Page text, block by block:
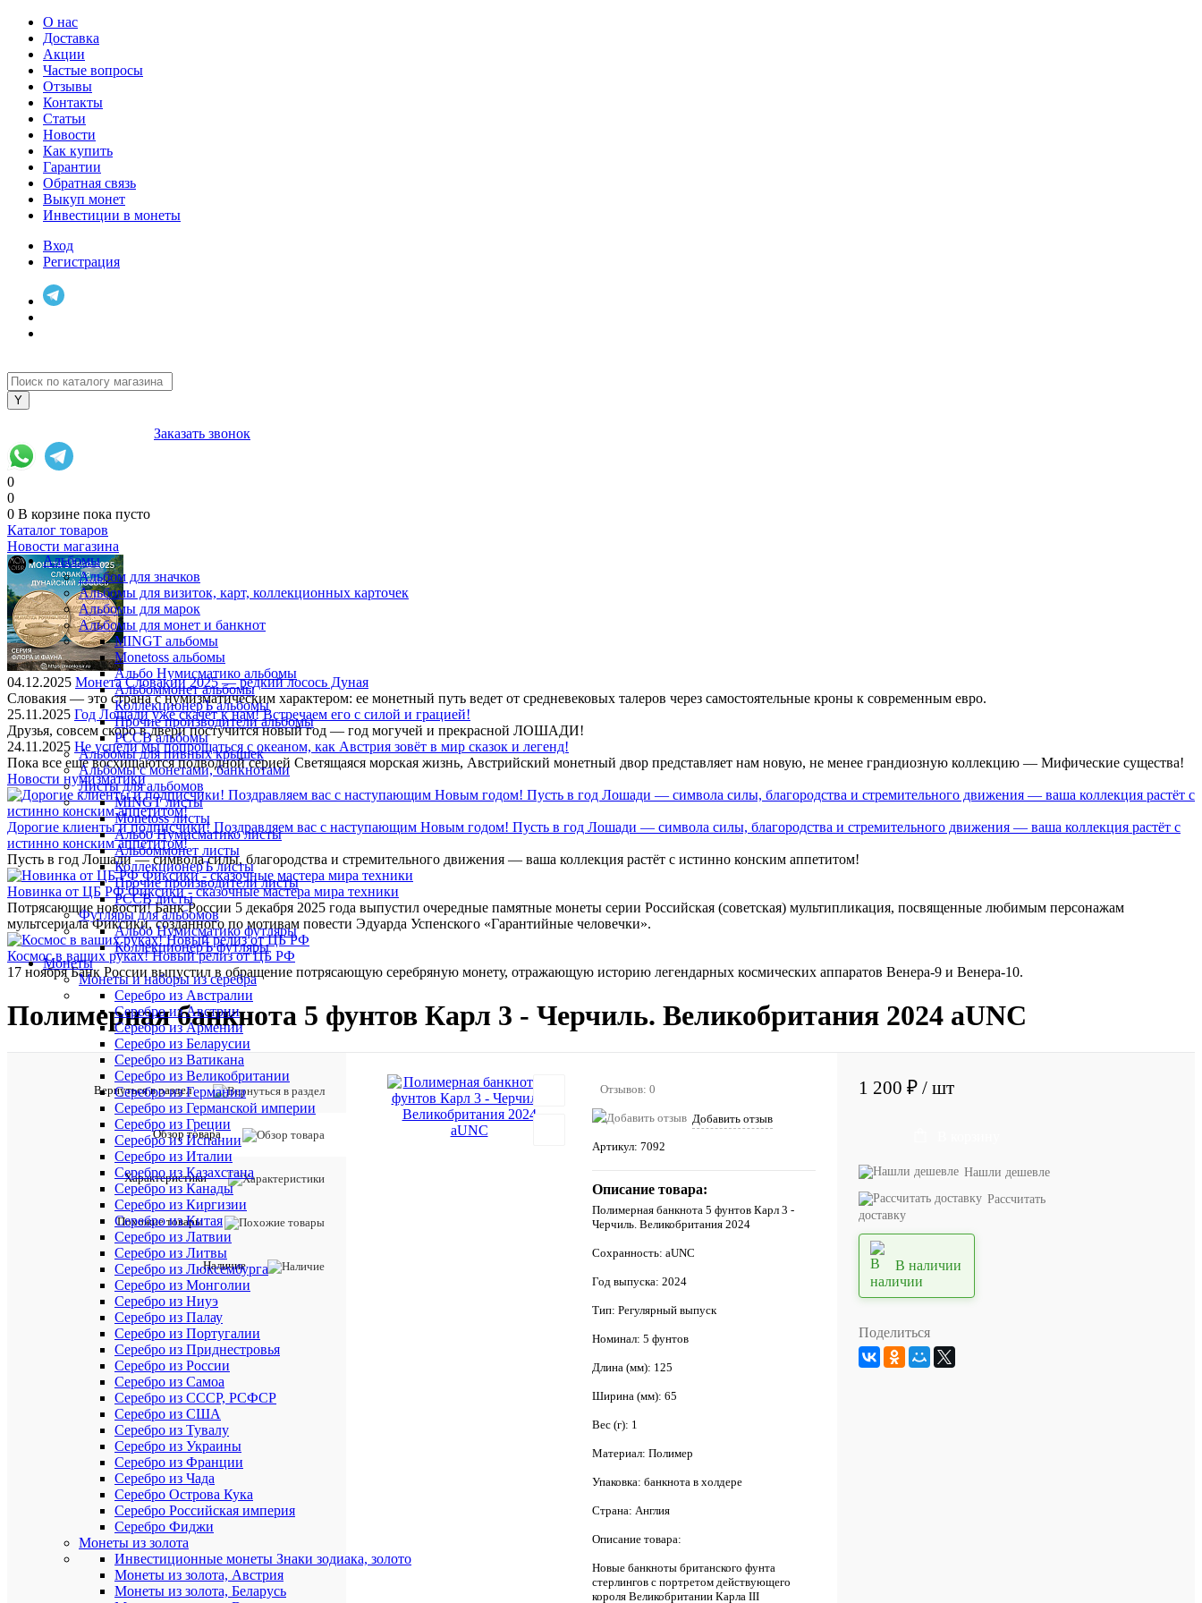
О нас
Доставка
Акции
Частые вопросы
Отзывы
Контакты
Статьи
Новости
Как купить
Гарантии
Обратная связь
Выкуп монет
Инвестиции в монеты
Вход
Регистрация
Заказать звонок
0
0
0 В корзине пока пусто
Каталог товаров
Альбомы
Альбом для значков
Альбомы для визиток, карт, коллекционных карточек
Альбомы для марок
Альбомы для монет и банкнот
MINGT альбомы
Monetoss альбомы
Альбо Нумисматико альбомы
Альбоммонет альбомы
КоллекционерЪ альбомы
Прочие производители альбомы
РССВ альбомы
Альбомы для пивных крышек
Альбомы с монетами, банкнотами
Листы для альбомов
MINGT листы
Monetoss листы
Альбо Нумисматико листы
Альбоммонет листы
КоллекционерЪ листы
Прочие производители листы
РССВ листы
Футляры для альбомов
Альбо Нумисматико футляры
КоллекционерЪ футляры
Монеты
Монеты и наборы из серебра
Серебро из Австралии
Серебро из Австрии
Серебро из Армении
Серебро из Беларусии
Серебро из Ватикана
Серебро из Великобритании
Серебро из Германии
Серебро из Германской империи
Серебро из Греции
Серебро из Испании
Серебро из Италии
Серебро из Казахстана
Серебро из Канады
Серебро из Киргизии
Серебро из Китая
Серебро из Латвии
Серебро из Литвы
Серебро из Люксембурга
Серебро из Монголии
Серебро из Ниуэ
Серебро из Палау
Серебро из Португалии
Серебро из Приднестровья
Серебро из России
Серебро из Самоа
Серебро из СССР, РСФСР
Серебро из США
Серебро из Тувалу
Серебро из Украины
Серебро из Франции
Серебро из Чада
Серебро Острова Кука
Серебро Российская империя
Серебро Фиджи
Монеты из золота
Инвестиционные монеты Знаки зодиака, золото
Монеты из золота, Австрия
Монеты из золота, Беларусь
Новости магазина
04.12.2025 Монета Словакии 2025 — редкий лосось Дуная
Словакия — это страна с нумизматическим характером: ее монетный путь ведет от средневековых талеров через самостоятельные кроны к современным евро.
25.11.2025 Год Лошади уже скачет к нам! Встречаем его с силой и грацией!
Друзья, совсем скоро в двери постучится новый год — год могучей и прекрасной ЛОШАДИ!
24.11.2025 Не успели мы попрощаться с океаном, как Австрия зовёт в мир сказок и легенд!
Пока все еще восхищаются подводной серией Светящаяся морская жизнь, Австрийский монетный двор представляет нам новую, не менее грандиозную коллекцию — Мифические существа!
Новости нумизматики
Дорогие клиенты и подписчики! Поздравляем вас с наступающим Новым годом! Пусть в год Лошади — символа силы, благородства и стремительного движения — ваша коллекция растёт с
истинно конским аппетитом!
Пусть в год Лошади — символа силы, благородства и стремительного движения — ваша коллекция растёт с истинно конским аппетитом!
Новинка от ЦБ РФ Фиксики - сказочные мастера мира техники
Потрясающие новости! Банк России 5 декабря 2025 года выпустил очередные памятные монеты серии Российская (советская) мультипликация, посвященные любимым персонажам
мультсериала Фиксики, созданного по мотивам повести Эдуарда Успенского «Гарантийные человечки».
Космос в ваших руках! Новый релиз от ЦБ РФ
17 ноября Банк России выпустил в обращение потрясающую серебряную монету, отражающую историю легендарных космических аппаратов Венера-9 и Венера-10.
Полимерная банкнота 5 фунтов Карл 3 - Черчиль. Великобритания 2024 aUNC
Вернуться в раздел
Обзор товара
Характеристики
Похожие товары
Наличие
Отзывов: 0
Добавить отзыв
Артикул: 7092
Описание товара:
Полимерная банкнота 5 фунтов Карл 3 -
Черчиль. Великобритания 2024
Сохранность: аUNC
Год выпуска: 2024
Тип: Регулярный выпуск
Номинал: 5 фунтов
Длина (мм): 125
Ширина (мм): 65
Вес (г): 1
Материал: Полимер
Упаковка: банкнота в холдере
Страна: Англия
Описание товара:
Новые банкноты британского фунта
стерлингов с портретом действующего
короля Великобритании Карла III
1 200 ₽ / шт
Нашли дешевле
Рассчитать
доставку
В наличии
Поделиться